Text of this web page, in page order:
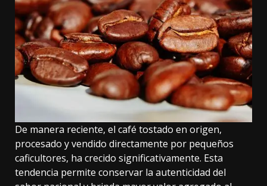
De manera reciente, el café tostado en origen,
procesado y vendido directamente por pequeños
caficultores, ha crecido significativamente. Esta
tendencia permite conservar la autenticidad del